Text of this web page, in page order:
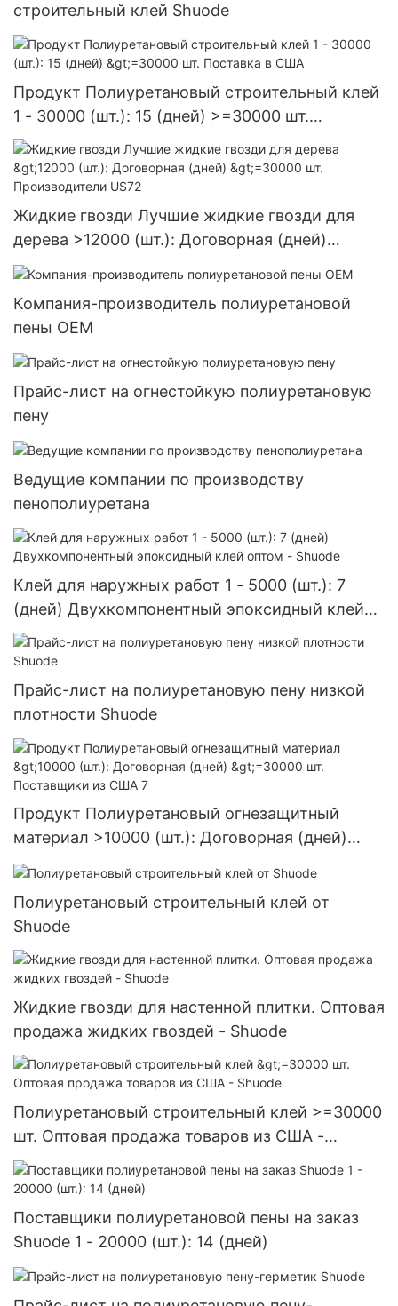
строительный клей Shuode
Продукт Полиуретановый строительный клей
1 - 30000 (шт.): 15 (дней) >=30000 шт.
Поставка в США
Жидкие гвозди Лучшие жидкие гвозди для
дерева >12000 (шт.): Договорная (дней)
>=30000 шт. Производители US72
Компания-производитель полиуретановой
пены OEM
Прайс-лист на огнестойкую полиуретановую
пену
Ведущие компании по производству
пенополиуретана
Клей для наружных работ 1 - 5000 (шт.): 7
(дней) Двухкомпонентный эпоксидный клей
оптом - Shuode
Прайс-лист на полиуретановую пену низкой
плотности Shuode
Продукт Полиуретановый огнезащитный
материал >10000 (шт.): Договорная (дней)
>=30000 шт. Поставщики из США 7
Полиуретановый строительный клей от
Shuode
Жидкие гвозди для настенной плитки. Оптовая
продажа жидких гвоздей - Shuode
Полиуретановый строительный клей >=30000
шт. Оптовая продажа товаров из США -
Shuode
Поставщики полиуретановой пены на заказ
Shuode 1 - 20000 (шт.): 14 (дней)